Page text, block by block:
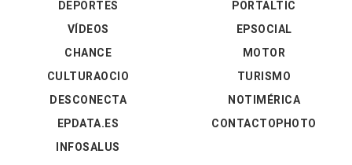
DEPORTES
VÍDEOS
PORTALTIC
EPSOCIAL
CHANCE
CULTURAOCIO
DESCONECTA
EPDATA.ES
INFOSALUS
MOTOR
TURISMO
NOTIMÉRICA
CONTACTOPHOTO